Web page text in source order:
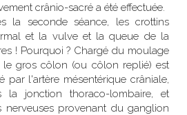
crânio-sacré a été effectuée.
la seconde séance, les crottins
et la vulve et la queue de la
! Pourquoi ? Chargé du moulage
le gros côlon (ou côlon replié) est
par l'artère mésentérique crâniale,
la jonction thoraco-lombaire, et
nerveuses provenant du ganglion